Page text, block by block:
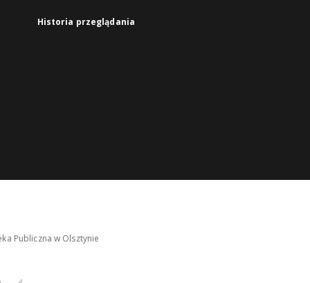
Historia przeglądania
Publiczna w Olsztynie